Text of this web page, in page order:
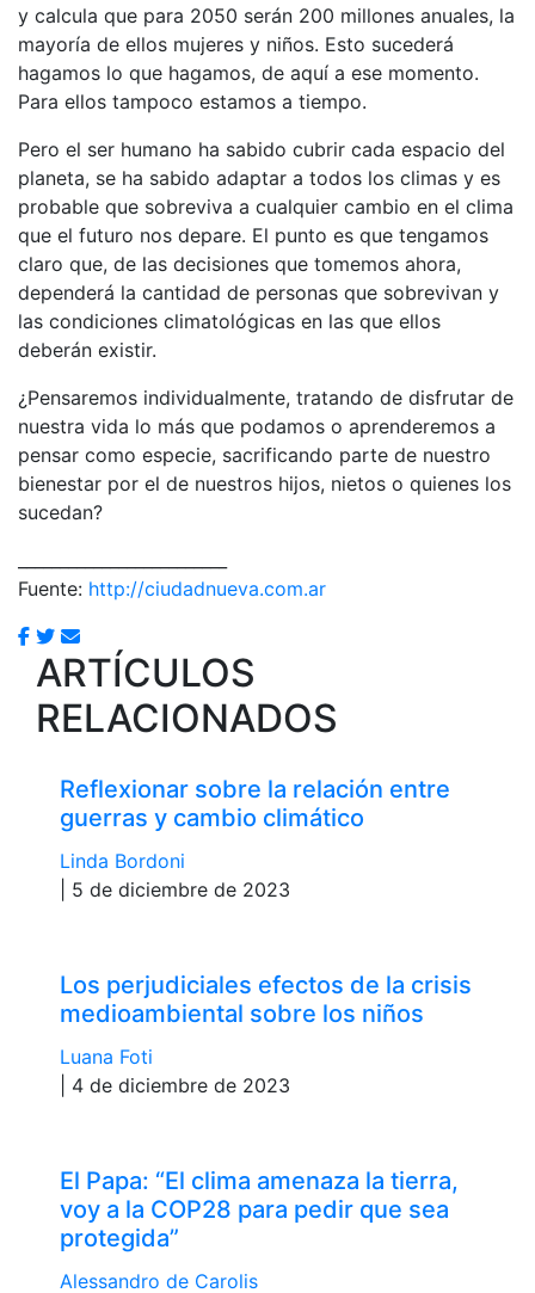
y calcula que para 2050 serán 200 millones anuales, la
mayoría de ellos mujeres y niños. Esto sucederá
hagamos lo que hagamos, de aquí a ese momento.
Para ellos tampoco estamos a tiempo.
Pero el ser humano ha sabido cubrir cada espacio del
planeta, se ha sabido adaptar a todos los climas y es
probable que sobreviva a cualquier cambio en el clima
que el futuro nos depare. El punto es que tengamos
claro que, de las decisiones que tomemos ahora,
dependerá la cantidad de personas que sobrevivan y
las condiciones climatológicas en las que ellos
deberán existir.
¿Pensaremos individualmente, tratando de disfrutar de
nuestra vida lo más que podamos o aprenderemos a
pensar como especie, sacrificando parte de nuestro
bienestar por el de nuestros hijos, nietos o quienes los
sucedan?
Fuente: http://ciudadnueva.com.ar
ARTÍCULOS
RELACIONADOS
Reflexionar sobre la relación entre
guerras y cambio climático
Linda Bordoni
| 5 de diciembre de 2023
Los perjudiciales efectos de la crisis
medioambiental sobre los niños
Luana Foti
| 4 de diciembre de 2023
El Papa: “El clima amenaza la tierra,
voy a la COP28 para pedir que sea
protegida”
Alessandro de Carolis